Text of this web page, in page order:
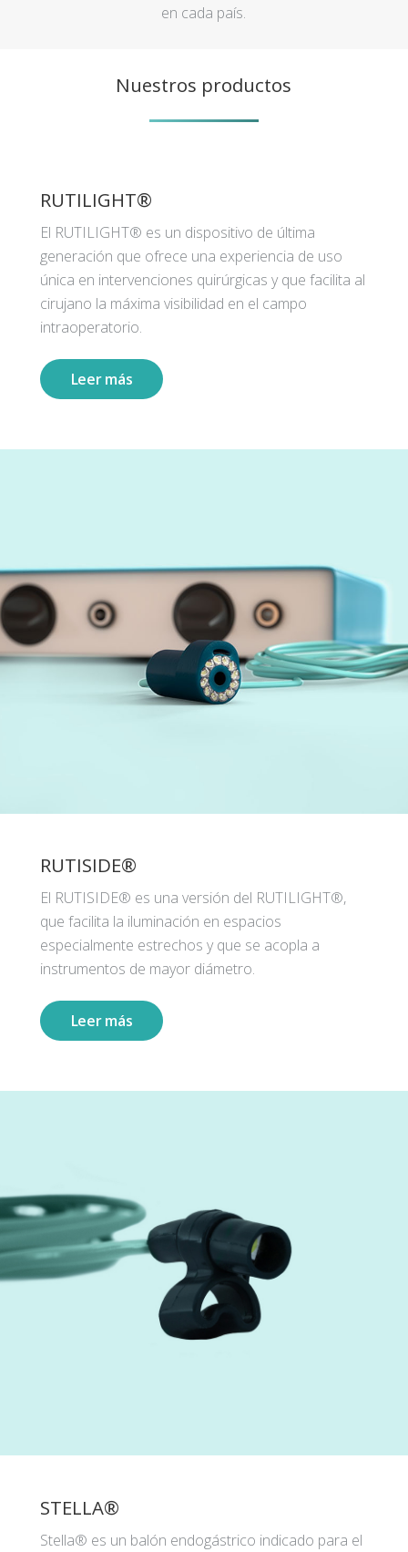
en cada país.
Nuestros productos
RUTILIGHT®
El RUTILIGHT® es un dispositivo de última
generación que ofrece una experiencia de uso
única en intervenciones quirúrgicas y que facilita al
cirujano la máxima visibilidad en el campo
intraoperatorio.
Leer más
RUTISIDE®
El RUTISIDE® es una versión del RUTILIGHT®,
que facilita la iluminación en espacios
especialmente estrechos y que se acopla a
instrumentos de mayor diámetro.
Leer más
STELLA®
Stella® es un balón endogástrico indicado para el